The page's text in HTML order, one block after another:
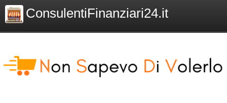
ConsulentiFinanziari24.it